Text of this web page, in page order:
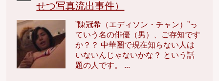
せつ写真流出事件）
”陳冠希（エディソン・チャン）”っ
ていう名の俳優（男）、ご存知です
か？？ 中華圏で現在知らない人は
いないんじゃないかな？ という話
題の人です。 ...